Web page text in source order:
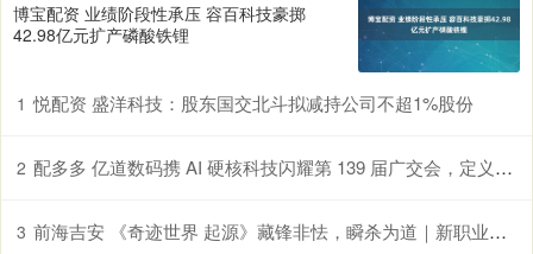
博宝配资 业绩阶段性承压 容百科技豪掷
42.98亿元扩产磷酸铁锂
1 悦配资 盛洋科技：股东国交北斗拟减持公司不超1%股份
2 配多多 亿道数码携 AI 硬核科技闪耀第 139 届广交会，定义未来智能生活新图景！
3 前海吉安 《奇迹世界 起源》藏锋非怯，瞬杀为道｜新职业暗影全解析